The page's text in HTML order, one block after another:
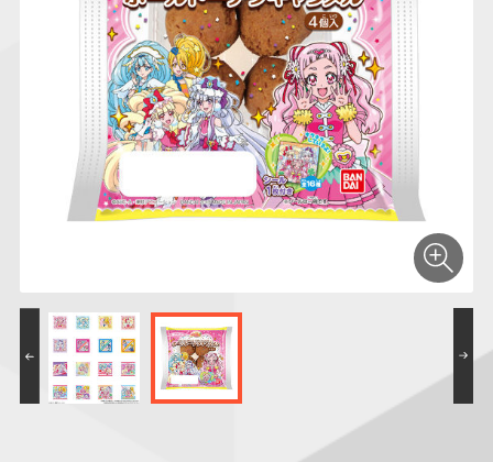
仮面ライダーシリー
ズ
PROJECT R.E.D.・
スーパー戦隊シリー
ズ
ガンダムシリーズ
ポケットモンスター
アンパンマン
キャラパキ
つりグミ
にふぉるめーしょん
＆スクエアシール
SMPシリーズ
ポケモンスケールワ
ールド